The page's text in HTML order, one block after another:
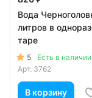
Вода
литров в
таре
5
Есть в наличии
Арт. 3762
В корзину